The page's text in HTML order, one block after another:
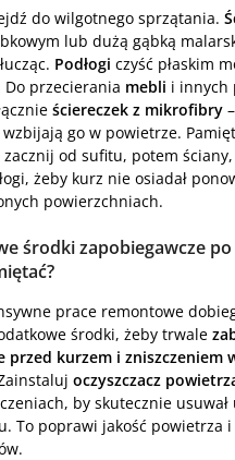
do wilgotnego sprzątania.
lub dużą gąbką
Podłogi czyść płaskim
przecierania mebli i innych
ściereczek z mikrofibry
go w powietrze.
zacznij od sufitu, potem
żeby kurz nie osiadał
powierzchniach.
środki zapobiegawcze
prace remontowe
środki, żeby trwale
przed kurzem i zniszczeniem
oczyszczacz
by skutecznie usuwał
To poprawi jakość powietrza